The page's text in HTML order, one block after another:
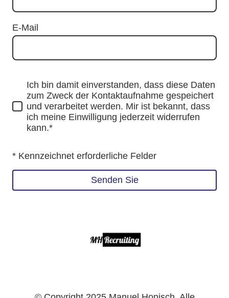
E-Mail
Ich bin damit einverstanden, dass diese Daten
zum Zweck der Kontaktaufnahme gespeichert
und verarbeitet werden. Mir ist bekannt, dass
ich meine Einwilligung jederzeit widerrufen
kann.*
* Kennzeichnet erforderliche Felder
Senden Sie